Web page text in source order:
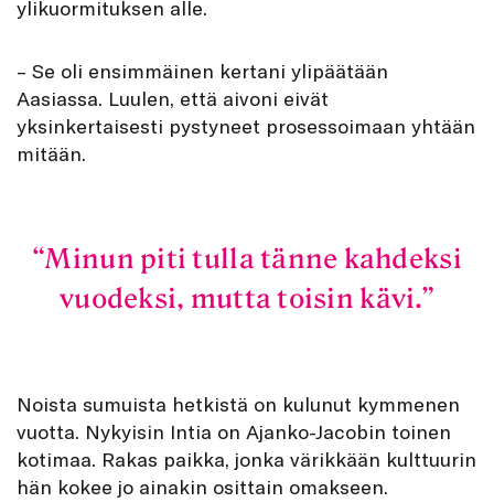
ylikuormituksen alle.
– Se oli ensimmäinen kertani ylipäätään
Aasiassa. Luulen, että aivoni eivät
yksinkertaisesti pystyneet prosessoimaan yhtään
mitään.
Minun piti tulla tänne kahdeksi
vuodeksi, mutta toisin kävi.
Noista sumuista hetkistä on kulunut kymmenen
vuotta. Nykyisin Intia on Ajanko-Jacobin toinen
kotimaa. Rakas paikka, jonka värikkään kulttuurin
hän kokee jo ainakin osittain omakseen.